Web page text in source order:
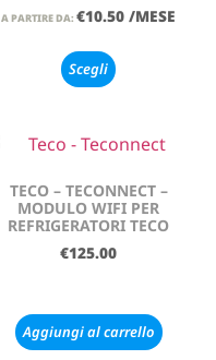
A PARTIRE DA: €10.50 /MESE
Scegli
TECO – TECONNECT –
MODULO WIFI PER
REFRIGERATORI TECO
€125.00
Aggiungi al carrello